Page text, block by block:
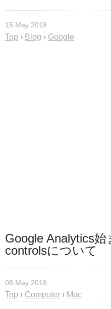
15 May 2018
Top › Blog › Google
Google Analytics
controlsについて
08 May 2018
Top › Computer › Mac